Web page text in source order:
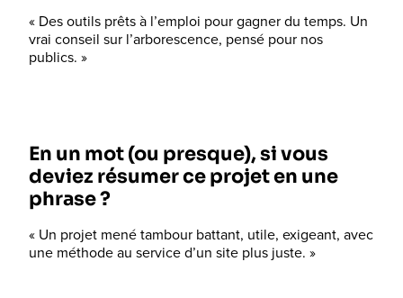
« Des outils prêts à l’emploi pour gagner du temps. Un
vrai conseil sur l’arborescence, pensé pour nos
publics. »
En un mot (ou presque), si vous
deviez résumer ce projet en une
phrase ?
« Un projet mené tambour battant, utile, exigeant, avec
une méthode au service d’un site plus juste. »